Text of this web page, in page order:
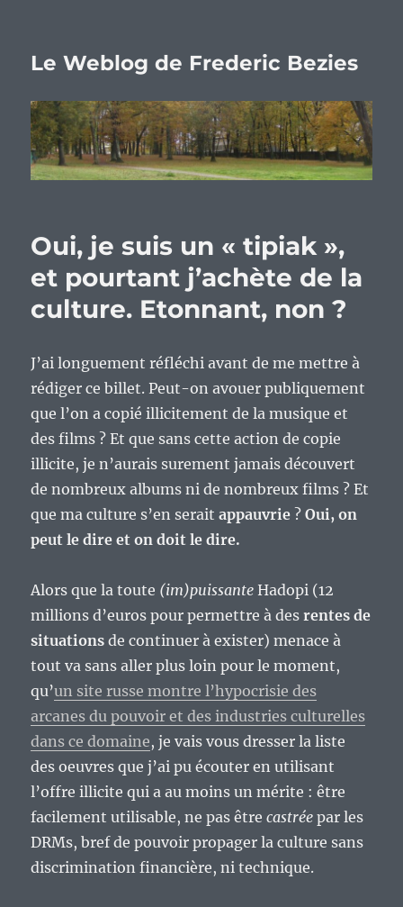
Le Weblog de Frederic Bezies
Oui, je suis un « tipiak »,
et pourtant j’achète de la
culture. Etonnant, non ?
J’ai longuement réfléchi avant de me mettre à
rédiger ce billet. Peut-on avouer publiquement
que l’on a copié illicitement de la musique et
des films ? Et que sans cette action de copie
illicite, je n’aurais surement jamais découvert
de nombreux albums ni de nombreux films ? Et
que ma culture s’en seraitappauvrie ?Oui, on
peut le dire et on doit le dire.
Alors que la toute (im)puissante Hadopi (12
millions d’euros pour permettre à desrentes de
situations de continuer à exister) menace à
tout va sans aller plus loin pour le moment,
qu’un site russe montre l’hypocrisie des
arcanes du pouvoir et des industries culturelles
dans ce domaine, je vais vous dresser la liste
des oeuvres que j’ai pu écouter en utilisant
l’offre illicite qui a au moins un mérite : être
facilement utilisable, ne pas êtrecastrée par les
DRMs, bref de pouvoir propager la culture sans
discrimination financière, ni technique.